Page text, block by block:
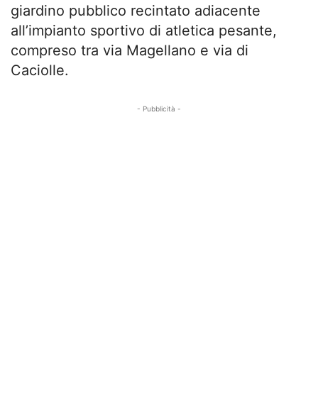
giardino pubblico recintato adiacente
all’impianto sportivo di atletica pesante,
compreso tra via Magellano e via di
Caciolle.
- Pubblicità -